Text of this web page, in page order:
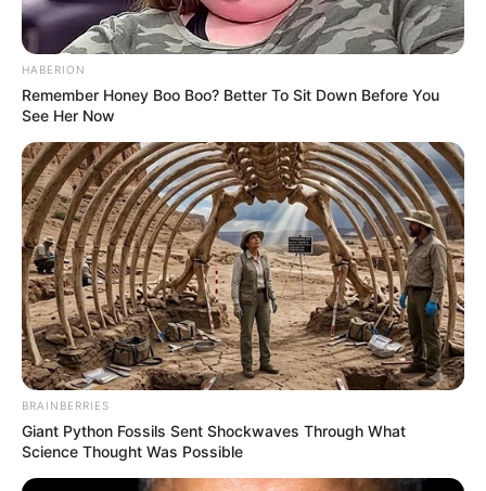
HABERION
Remember Honey Boo Boo? Better To Sit Down Before You
See Her Now
BRAINBERRIES
Giant Python Fossils Sent Shockwaves Through What
Science Thought Was Possible